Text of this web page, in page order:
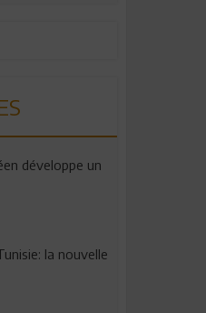
développe un
la nouvelle